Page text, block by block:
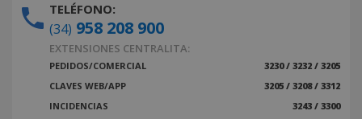
TELÉFONO:
(34) 958 208 900
EXTENSIONES CENTRALITA:
PEDIDOS/COMERCIAL
3230 / 3232 / 3205
CLAVES WEB/APP
3205 / 3208 / 3312
INCIDENCIAS
3243 / 3300